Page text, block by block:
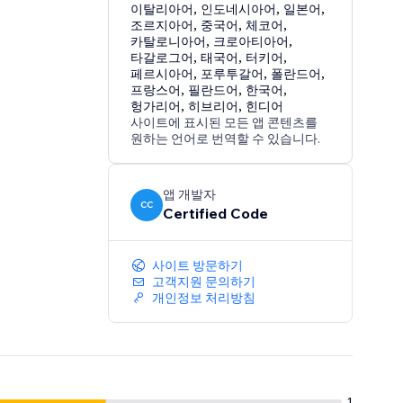
이탈리아어, 인도네시아어, 일본어,
조르지아어, 중국어, 체코어,
카탈로니아어, 크로아티아어,
타갈로그어,태국어, 터키어,
페르시아어, 포루투갈어, 폴란드어,
프랑스어, 필란드어, 한국어,
헝가리어,히브리어, 힌디어
사이트에 표시된 모든 앱 콘텐츠를
원하는 언어로 번역할 수 있습니다.
CC
앱 개발자
Certified Code
사이트 방문하기
고객지원 문의하기
개인정보 처리방침